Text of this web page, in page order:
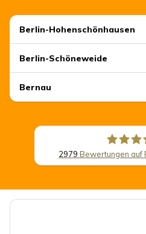
Berlin-Hohenschönhausen
Berlin-Schöneweide
Bernau
2979 Bewertungen auf